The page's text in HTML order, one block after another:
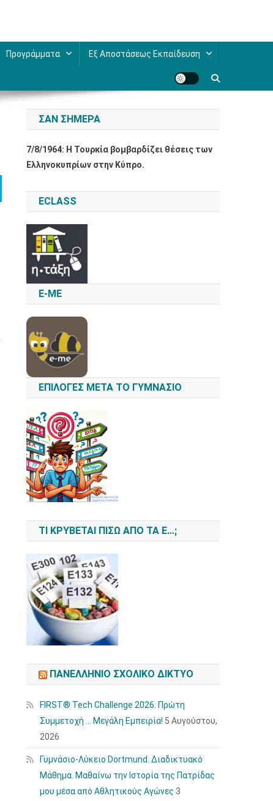
Προγράμματα Εξ Αποστάσεως Εκπαίδευση
ΣΑΝ ΣΉΜΕΡΑ
7/8/1964: Η Τουρκία βομβαρδίζει θέσεις των
Ελληνοκυπρίων στην Κύπρο.
ECLASS
E-ME
ΕΠΙΛΟΓΈΣ ΜΕΤΆ ΤΟ ΓΥΜΝΆΣΙΟ
ΤΙ ΚΡΎΒΕΤΑΙ ΠΊΣΩ ΑΠΌ ΤΑ Ε…;
ΠΑΝΕΛΛΉΝΙΟ ΣΧΟΛΙΚΌ ΔΊΚΤΥΟ
FIRST® Tech Challenge 2026. Πρώτη
Συμμετοχή … Μεγάλη Εμπειρία! 5 Αυγούστου,
2026
Γυμνάσιο-Λύκειο Dortmund. Διαδικτυακό
Μάθημα. Μαθαίνω την Ιστορία της Πατρίδας
μου μέσα από Αθλητικούς Αγώνες 3